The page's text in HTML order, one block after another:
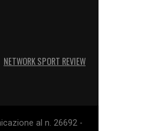
NETWORK SPORT REVIEW
al n. 26692 -